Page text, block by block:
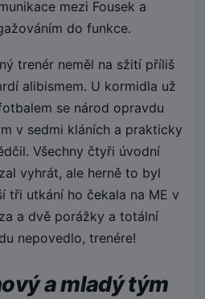
mezi Fousek a
do funkce.
trenér neměl na sžití příliš
alibismem. U kormidla už
se národ opravdu
v sedmi kláních a prakticky
Všechny čtyři úvodní
vyhrát, ale herně to byl
tři utkání ho čekala na ME v
a dvě porážky a totální
nepovedlo, trenére!
a mladý tým